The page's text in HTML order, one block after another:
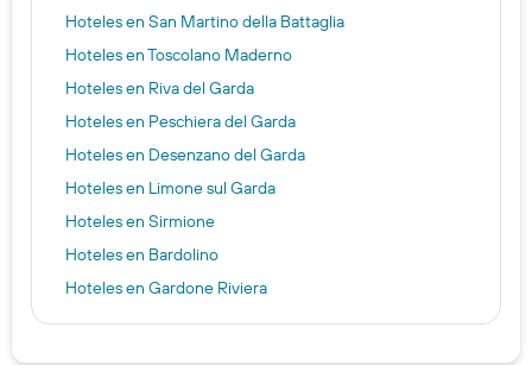
Hoteles en San Martino della Battaglia
Hoteles en Toscolano Maderno
Hoteles en Riva del Garda
Hoteles en Peschiera del Garda
Hoteles en Desenzano del Garda
Hoteles en Limone sul Garda
Hoteles en Sirmione
Hoteles en Bardolino
Hoteles en Gardone Riviera
Hoteles en Castelnuovo del Garda